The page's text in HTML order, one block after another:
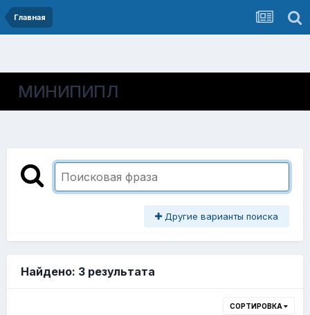
Главная
МИНИПИПЛ
Другие варианты поиска
Найдено: 3 результата
СОРТИРОВКА